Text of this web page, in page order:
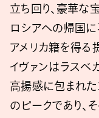
立ち回り、豪華な
ロシアへの帰国に
アメリカ籍を得る
イヴァンはラスベ
高揚感に包まれ
のピークであり、